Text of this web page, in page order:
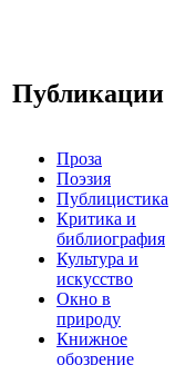
Публикации
Проза
Поэзия
Публицистика
Критика и
библиография
Культура и
искусство
Окно в
природу
Книжное
обозрение